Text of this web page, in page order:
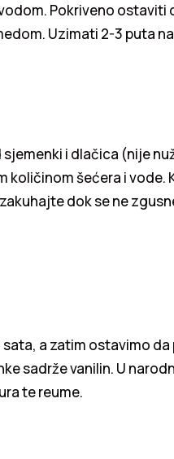
Pokriveno ostaviti
Uzimati 2-3 puta
i dlačica (nije
šećera i vode.
dok se ne
a zatim ostavimo
sadrže vanilin. U
te reume.